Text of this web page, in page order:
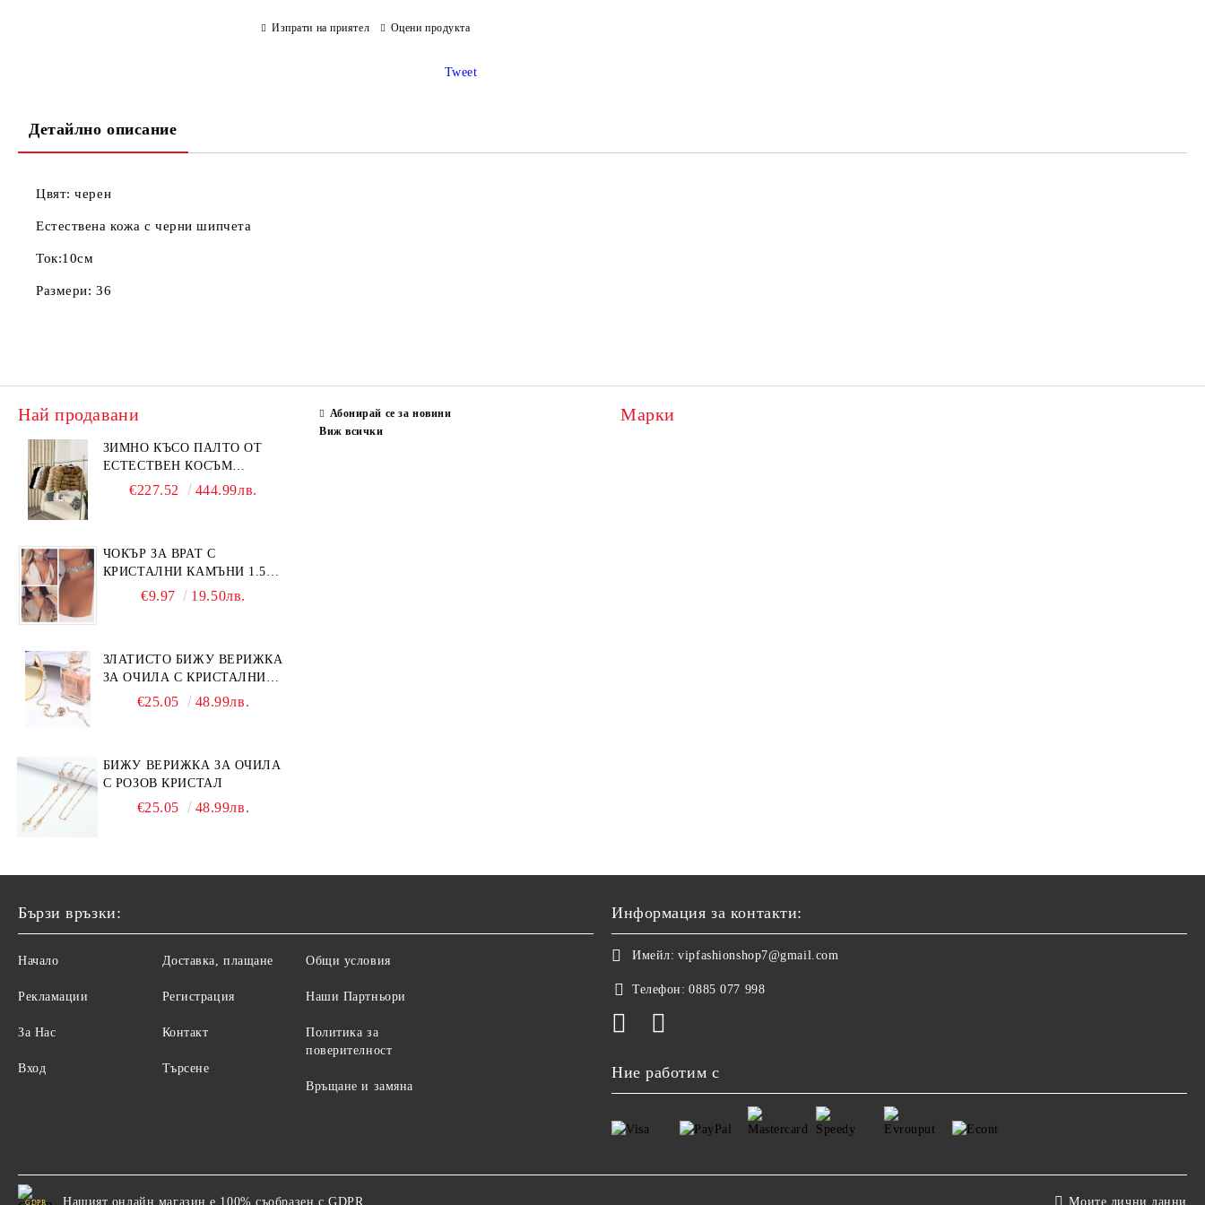
Изпрати на приятел Оцени продукта
Tweet
Детайлно описание
Цвят: черен
Естествена кожа с черни шипчета
Ток:10см
Размери: 36
Най продавани
ЗИМНО КЪСО ПАЛТО ОТ
ЕСТЕСТВЕН КОСЪМ
ЛИСИЦА
€227.52 444.99лв.
ЧОКЪР ЗА ВРАТ С
КРИСТАЛНИ КАМЪНИ 1.5
€9.97 19.50лв.
ЗЛАТИСТО БИЖУ ВЕРИЖКА
ЗА ОЧИЛА С КРИСТАЛНИ
КАМЪНИ И ПЕРЛИ
€25.05 48.99лв.
БИЖУ ВЕРИЖКА ЗА ОЧИЛА
С РОЗОВ КРИСТАЛ
€25.05 48.99лв.
Абонирай се за новини
Виж всички
Марки
Бързи връзки:
Начало
Рекламации
За Нас
Вход
Доставка, плащане
Регистрация
Контакт
Търсене
Общи условия
Наши Партньори
Политика за
поверителност
Връщане и замяна
Информация за контакти:
Имейл: vipfashionshop7@gmail.com
Телефон: 0885 077 998
Ние работим с
GDPR Нашият онлайн магазин е 100% съобразен с GDPR. Моите лични данни